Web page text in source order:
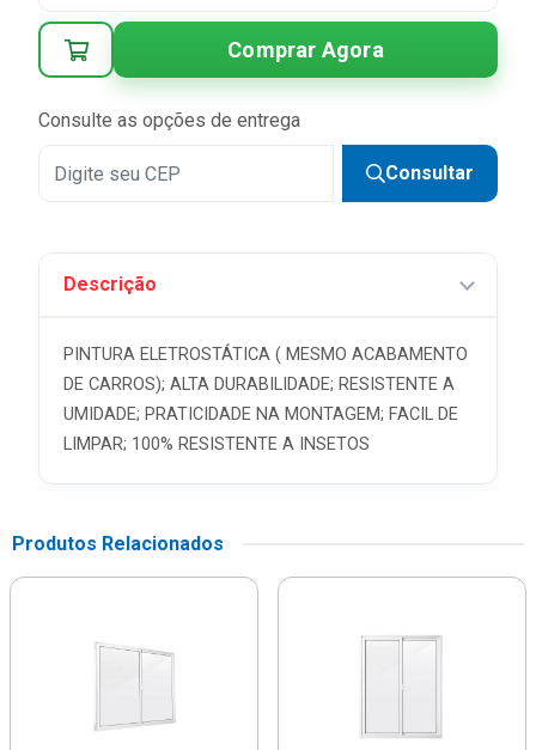
Comprar Agora
Consulte as opções de entrega
Consultar
Descrição
PINTURA ELETROSTÁTICA ( MESMO ACABAMENTO
DE CARROS); ALTA DURABILIDADE; RESISTENTE A
UMIDADE; PRATICIDADE NA MONTAGEM; FACIL DE
LIMPAR; 100% RESISTENTE A INSETOS
Produtos Relacionados